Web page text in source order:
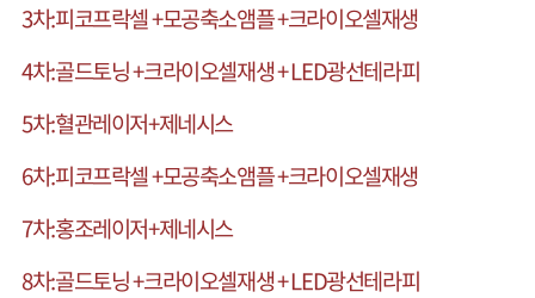
3차:피코프락셀+모공축소앰플+크라이오셀재생
4차:골드토닝+크라이오셀재생+ LED광선테라피
5차:혈관레이저+제네시스
6차:피코프락셀+모공축소앰플+크라이오셀재생
7차:홍조레이저+제네시스
8차:골드토닝+크라이오셀재생+ LED광선테라피